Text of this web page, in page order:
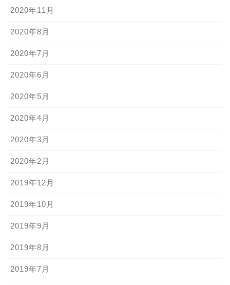
2020年11月
2020年8月
2020年7月
2020年6月
2020年5月
2020年4月
2020年3月
2020年2月
2019年12月
2019年10月
2019年9月
2019年8月
2019年7月